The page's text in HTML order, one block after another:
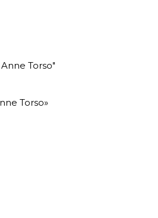
Torso»